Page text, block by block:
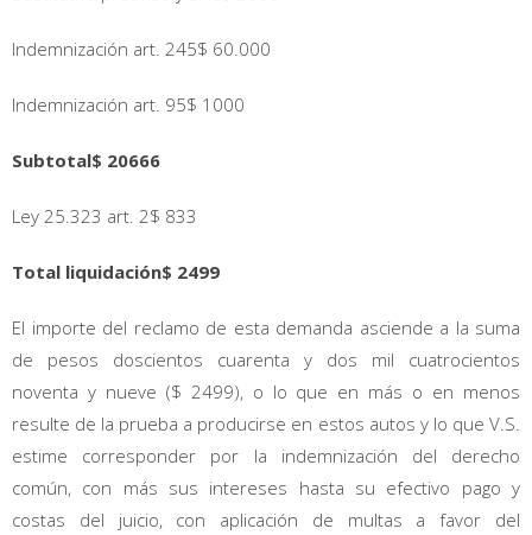
Indemnización art. 245$ 60.000
Indemnización art. 95$ 1000
Subtotal$ 20666
Ley 25.323 art. 2$ 833
Total liquidación$ 2499
El importe del reclamo de esta demanda asciende a la suma
de pesos doscientos cuarenta y dos mil cuatrocientos
noventa y nueve ($ 2499), o lo que en más o en menos
resulte de la prueba a producirse en estos autos y lo que V.S.
estime corresponder por la indemnización del derecho
común, con más sus intereses hasta su efectivo pago y
costas del juicio, con aplicación de multas a favor del